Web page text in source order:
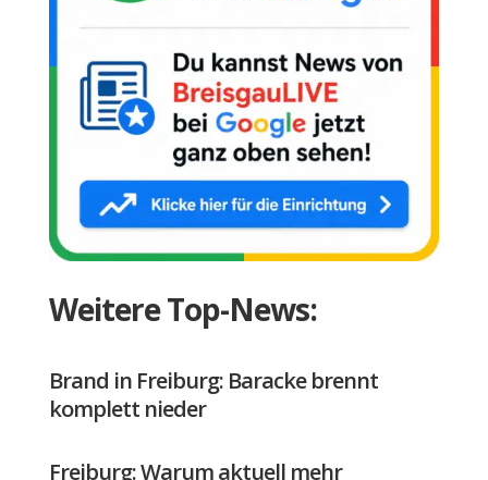
Weitere Top-News:
Brand in Freiburg: Baracke brennt
komplett nieder
Freiburg: Warum aktuell mehr